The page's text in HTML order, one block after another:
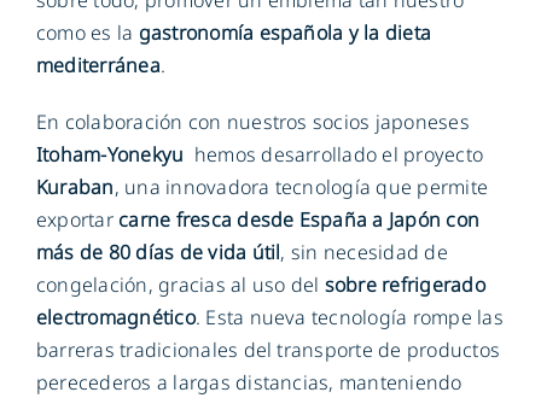
como es la gastronomía española y la dieta
mediterránea.
En colaboración con nuestros socios japoneses
Itoham-Yonekyu hemos desarrollado el proyecto
Kuraban, una innovadora tecnología que permite
exportar carne fresca desde España a Japón con
más de 80 días de vida útil, sin necesidad de
congelación, gracias al uso del sobre refrigerado
electromagnético. Esta nueva tecnología rompe las
barreras tradicionales del transporte de productos
perecederos a largas distancias, manteniendo